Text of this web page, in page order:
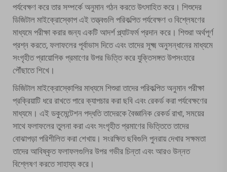
পর্যবেক্ষণ করে তার সম্পর্কে অনুমান গঠন করতে উৎসাহিত করে। শিশুদের
ডিজিটাল মাইক্রোস্কোপ এই তত্ত্বগুলি পরিকল্পিত পর্যবেক্ষণ ও বিশ্লেষণের
মাধ্যমে পরীক্ষা করার জন্য একটি আদর্শ প্ল্যাটফর্ম প্রদান করে। শিশুরা অর্থপূর্ণ
প্রশ্ন করতে, ফলাফলের পূর্বাভাস দিতে এবং তাদের সূক্ষ্ম অনুসন্ধানের মাধ্যমে
সংগৃহীত প্রায়োগিক প্রমাণের উপর ভিত্তি করে যুক্তিসঙ্গত উপসংহারে
পৌঁছাতে শিখে।
ডিজিটাল মাইক্রোস্কোপির মাধ্যমে শিশুরা তাদের পরিকল্পিত অনুমান পরীক্ষা
প্রক্রিয়াটি ধরে রাখতে পারে ক্যাপচার করা ছবি এবং রেকর্ড করা পর্যবেক্ষণের
মাধ্যমে। এই ডকুমেন্টেশন পদ্ধতি তাদেরকে বৈজ্ঞানিক রেকর্ড রাখা, সময়ের
সাথে ফলাফলের তুলনা করা এবং সংগৃহীত প্রমাণের ভিত্তিতে তাদের
বোঝাপড়া পরিশীলিত করা শেখায়। সংরক্ষিত ছবিগুলি পুনরায় দেখার সক্ষমতা
তাদের আবিষ্কৃত ফলাফলগুলির উপর গভীর চিন্তা এবং আরও উন্নত
বিশ্লেষণ করতে সাহায্য করে।